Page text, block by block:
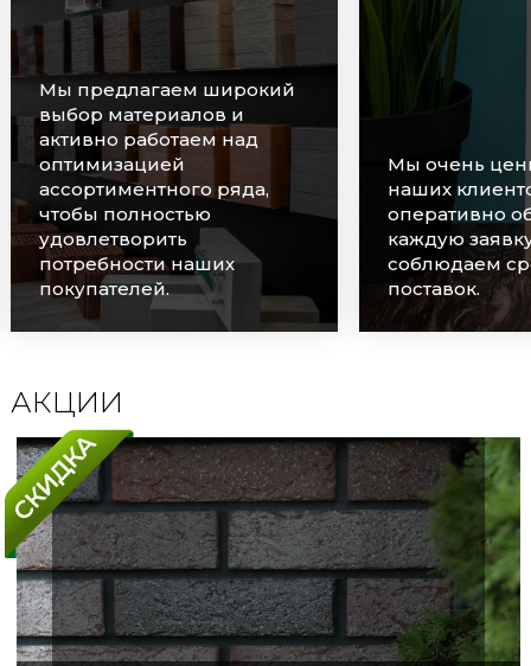
Мы предлагаем широкий
выбор материалов и
активно работаем над
оптимизацией
ассортиментного ряда,
чтобы полностью
удовлетворить
потребности наших
покупателей.
Мы очень
наших
оперативно
каждую
соблюдаем
поставок.
АКЦИИ